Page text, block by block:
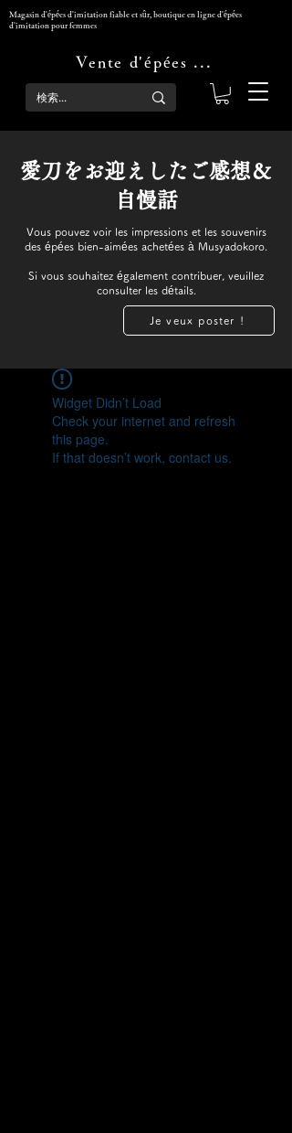
Vente d'épées
Magasin d'épées d'imitation fiable et sûr, boutique en ligne d'épées
d'imitation pour femmes
​愛刀をお迎えしたご感想＆
自慢話
Vous pouvez voir les impressions et les souvenirs
des épées bien-aimées achetées à Musyadokoro.
Si vous souhaitez également contribuer, veuillez
consulter les détails.
Je veux poster !
Widget Didn’t Load
Check your internet and refresh
this page.
If that doesn’t work, contact us.